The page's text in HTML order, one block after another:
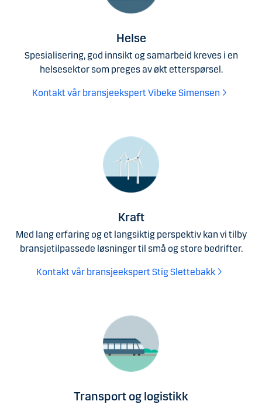
Helse
Spesialisering, god innsikt og samarbeid kreves i en
helsesektor som preges av økt etterspørsel.
Kontakt vår bransjeekspert Vibeke Simensen
Kraft
Med lang erfaring og et langsiktig perspektiv kan vi tilby
bransjetilpassede løsninger til små og store bedrifter.
Kontakt vår bransjeekspert Stig Slettebakk
Transport og logistikk